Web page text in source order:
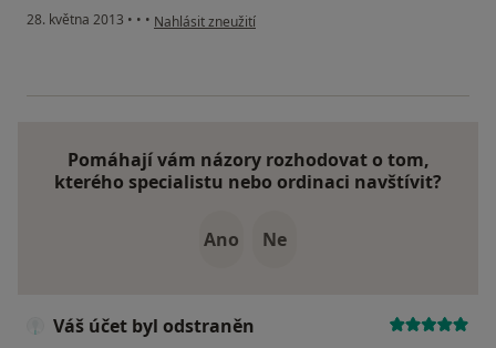
28. května 2013 • • • podle názoru uživatele Váš účet byl odstraněn
Nahlásit zneužití
Pomáhají vám názory rozhodovat o tom,
kterého specialistu nebo ordinaci navštívit?
Ano Ne
Váš účet byl odstraněn